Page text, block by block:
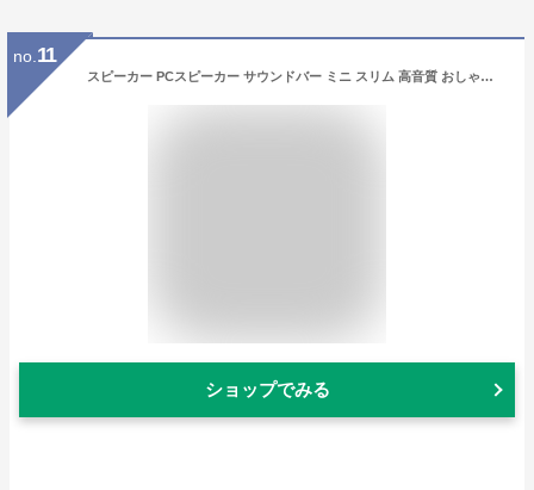
no. 11
スピーカー PCスピーカー サウンドバー ミニ スリム 高音質 おしゃれ USB 小型 コンパクト パソコン USB給電 接続 ゲーム ZOOM 会議 USB入力 小さい 省スペース 小さめ テレワーク 有線 ケーブル ホワイト ブラック かわいい お洒落 オシャレ PC USB 会社 仕事 音楽
ショップでみる